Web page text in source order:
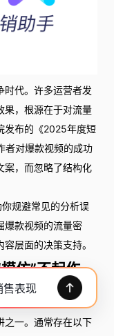
时代。许多运营者发
果，根源在于对流量
发布的《2025年度短
者对爆款视频的成功
案，而忽略了结构化
规避常见的分析误
爆款视频的流量密
层面的决策支持。
仿”不起作
之一。通常存在以下
售表现